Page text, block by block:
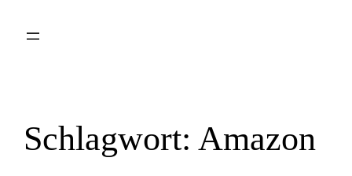
Schlagwort:Amazon